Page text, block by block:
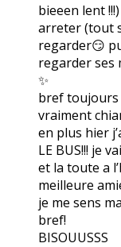
bieeen lent
arreter (tout
regarder😏
regarder ses
✨
bref toujours
vraiment
en plus hier
LE BUS!!! je
et la toute a
meilleure
je me sens
bref!
BISOUUSSS